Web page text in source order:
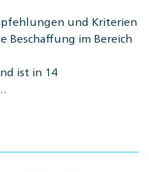
und Kriterien
Beschaffung im Bereich
ist in 14